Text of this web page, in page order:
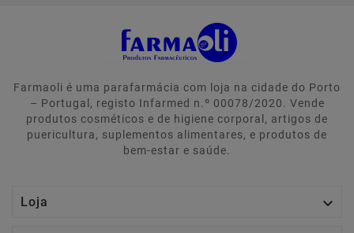
Farmaoli é uma parafarmácia com loja na cidade do Porto
– Portugal, registo Infarmed n.º 00078/2020. Vende
produtos cosméticos e de higiene corporal, artigos de
puericultura, suplementos alimentares, e produtos de
bem-estar e saúde.
Loja 